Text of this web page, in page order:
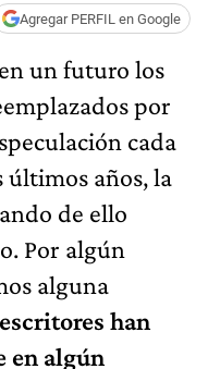
Agregar PERFIL en Google
un futuro los
por
cada
últimos años, la
de ello
Por algún
alguna
han
en algún